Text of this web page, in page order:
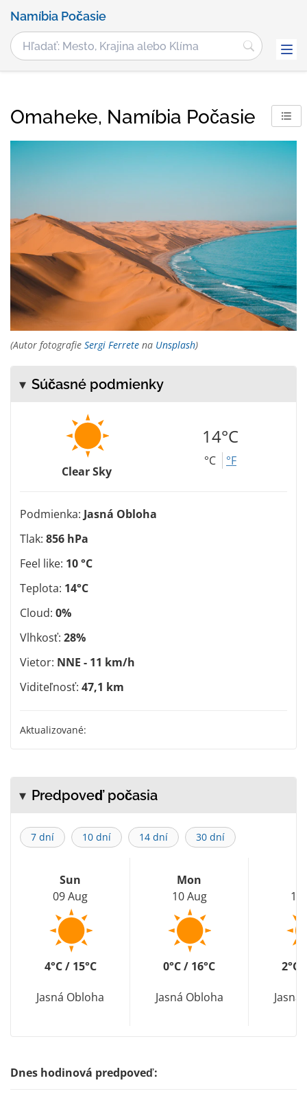
Namíbia Počasie
Omaheke, Namíbia Počasie
(Autor fotografie Sergi Ferrete na Unsplash)
Súčasné podmienky
Clear Sky
14°C
°C °F
Podmienka: Jasná Obloha
Tlak: 856 hPa
Feel like: 10 °C
Teplota: 14°C
Cloud: 0%
Vlhkosť: 28%
Vietor: NNE - 11 km/h
Viditeľnosť: 47,1 km
Aktualizované:
Predpoveď počasia
7 dní 10 dní 14 dní 30 dní
Sun
09 Aug
4°C / 15°C
Jasná Obloha
Mon
10 Aug
0°C / 16°C
Jasná Obloha
11
2°C
Jasná
Dnes hodinová predpoveď: